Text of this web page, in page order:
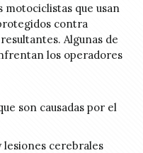
motociclistas que usan
contra
Algunas de
los operadores
son causadas por el
lesiones cerebrales